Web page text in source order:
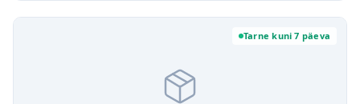
Tarne kuni 7 päeva